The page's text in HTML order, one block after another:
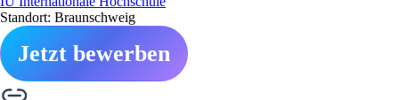
Standort: Braunschweig
Jetzt bewerben